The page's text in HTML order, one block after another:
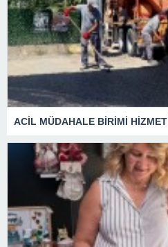
ACİL MÜDAHALE BİRİMİ